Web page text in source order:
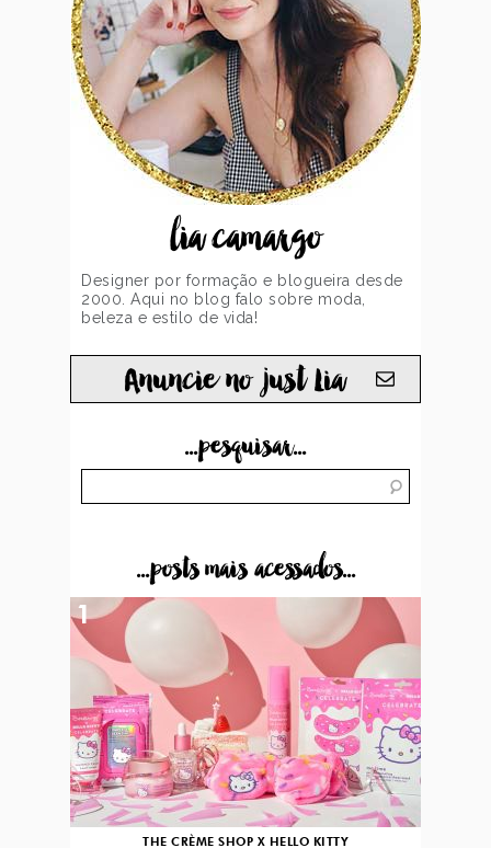
lia camargo
Designer por formação e blogueira desde
2000. Aqui no blog falo sobre moda,
beleza e estilo de vida!
Anuncie no just Lia
...pesquisar...
...posts mais acessados...
THE CRÈME SHOP X HELLO KITTY
1